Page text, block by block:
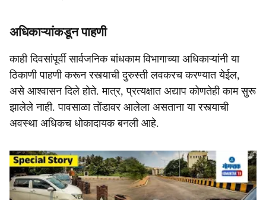
अधिकाऱ्यांकडून पाहणी
काही दिवसांपूर्वी सार्वजनिक बांधकाम विभागाच्या अधिकाऱ्यांनी या
ठिकाणी पाहणी करून रस्त्याची दुरुस्ती लवकरच करण्यात येईल,
असे आश्वासन दिले होते. मात्र, प्रत्यक्षात अद्याप कोणतेही काम सुरू
झालेले नाही. पावसाळा तोंडावर आलेला असताना या रस्त्याची
अवस्था अधिकच धोकादायक बनली आहे.